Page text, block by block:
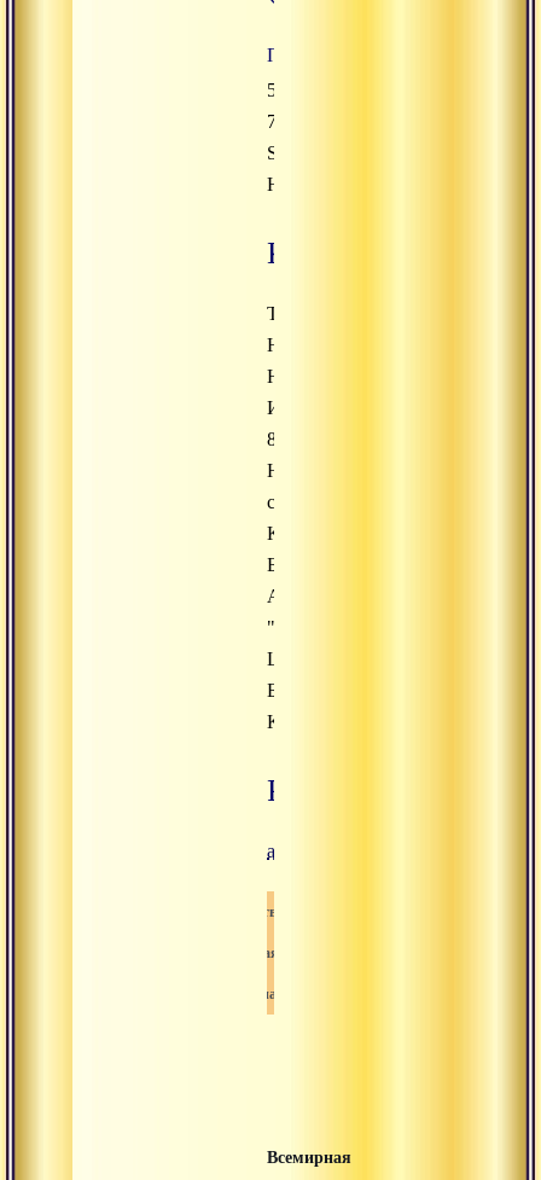
Приват
5168
745140361418
Solomatina
Hanna
Казахстан
Таирова
Юлия
Юрьевна
ИИН:
851104051238
Номер
счёта
KZ728562204151738267
Банк:
АО
"Банк
ЦентрКредит"
БИК:
KCJBKZKX
Paypal
ashramspsprojects@gmail.com
Пожертвования
Всемирная-община
Санатана дхарма
Всемирная